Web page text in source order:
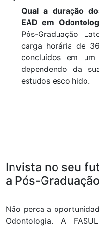
Qual a duração
EAD em
Pós-Graduação
carga horária de
concluídos em
dependendo da
estudos escolhido.
Invista no seu
a Pós-
Não perca a
Odontologia. A